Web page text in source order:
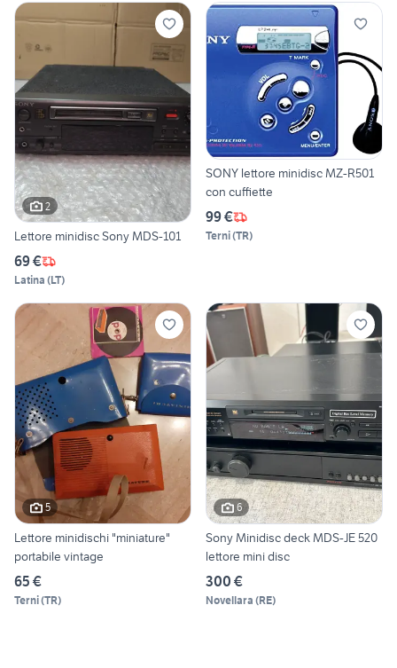
2
Lettore minidisc Sony MDS-101
69 €
Latina (LT)
SONY lettore minidisc MZ-R501
con cuffiette
99 €
Terni(TR)
5
Lettore minidischi "miniature"
portabile vintage
65 €
Terni(TR)
6
Sony Minidisc deck MDS-JE 520
lettore mini disc
300 €
Novellara (RE)